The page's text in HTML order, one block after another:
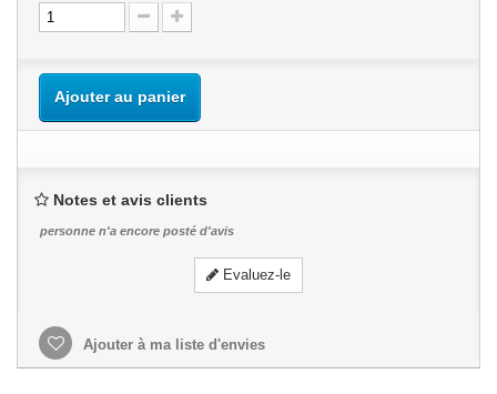
Ajouter au panier
Notes et avis clients
personne n'a encore posté d'avis
Evaluez-le
Ajouter à ma liste d'envies